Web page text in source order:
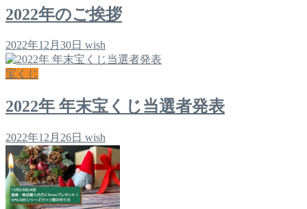
2022年のご挨拶
2022年12月30日 wish
宝くじ
2022年 年末宝くじ当選者発表
2022年12月26日 wish